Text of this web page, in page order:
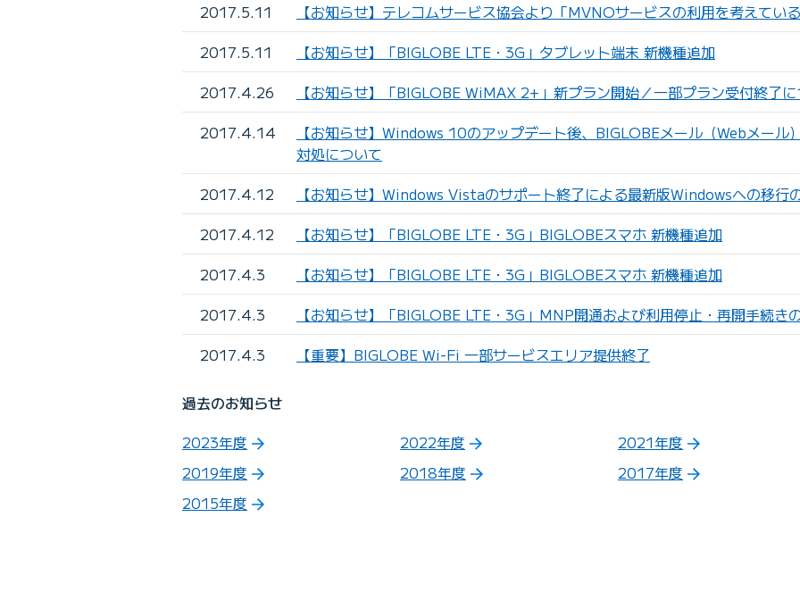
2017.5.11
【お知らせ】テレコムサービス協会より「MVNOサービスの利用を考えてい
2017.5.11
【お知らせ】「BIGLOBE LTE・3G」タブレット端末 新機種追加
2017.4.26
【お知らせ】「BIGLOBE WiMAX 2+」新プラン開始／一部プラン受付終了
2017.4.14
【お知らせ】Windows 10のアップデート後、BIGLOBEメール（Webメール
対処について
2017.4.12
【お知らせ】Windows Vistaのサポート終了による最新版Windowsへの移行
2017.4.12
【お知らせ】「BIGLOBE LTE・3G」BIGLOBEスマホ 新機種追加
2017.4.3
【お知らせ】「BIGLOBE LTE・3G」BIGLOBEスマホ 新機種追加
2017.4.3
【お知らせ】「BIGLOBE LTE・3G」MNP開通および利用停止・再開手続き
2017.4.3
【重要】BIGLOBE Wi-Fi 一部サービスエリア提供終了
過去のお知らせ
2023年度
2022年度 2021年度
2019年度
2018年度 2017年度
2015年度